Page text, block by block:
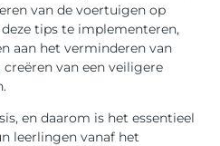
van de voertuigen op
tips te implementeren,
aan het verminderen van
van een veiligere
en daarom is het essentieel
leerlingen vanaf het